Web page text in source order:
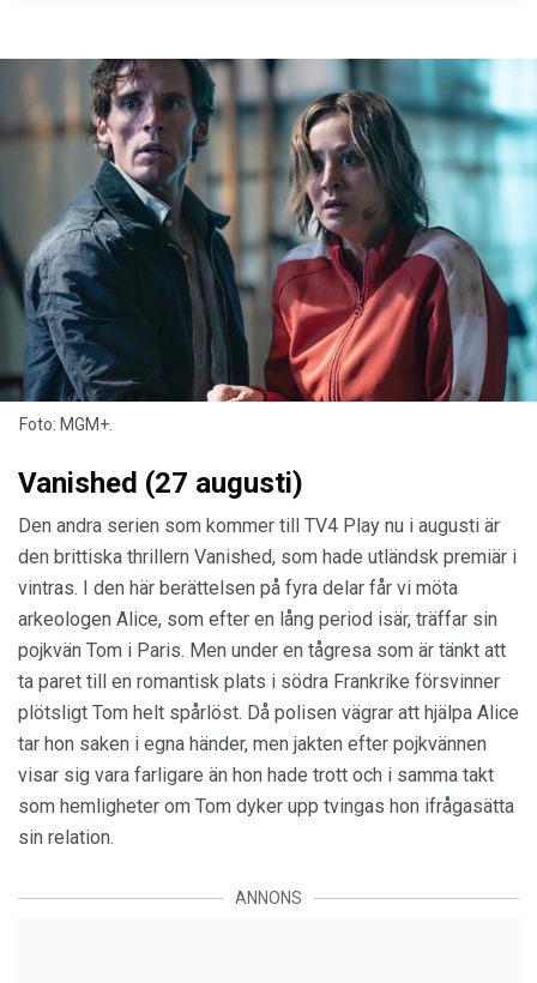
Foto: MGM+.
Vanished (27 augusti)
Den andra serien som kommer till TV4 Play nu i augusti är
den brittiska thrillern Vanished, som hade utländsk premiär i
vintras. I den här berättelsen på fyra delar får vi möta
arkeologen Alice, som efter en lång period isär, träffar sin
pojkvän Tom i Paris. Men under en tågresa som är tänkt att
ta paret till en romantisk plats i södra Frankrike försvinner
plötsligt Tom helt spårlöst. Då polisen vägrar att hjälpa Alice
tar hon saken i egna händer, men jakten efter pojkvännen
visar sig vara farligare än hon hade trott och i samma takt
som hemligheter om Tom dyker upp tvingas hon ifrågasätta
sin relation.
ANNONS